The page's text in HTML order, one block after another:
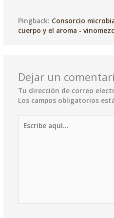
Pingback: Consorcio
cuerpo y el aroma -
Dejar un
Tu dirección de correo
Los campos obligatorios
aquí...